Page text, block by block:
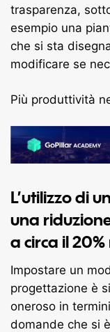
trasparenza,
esempio una
che si sta
modificare se
Più produttività
L’utilizzo di
una
a circa il
Impostare un
progettazione è
oneroso in
domande che si